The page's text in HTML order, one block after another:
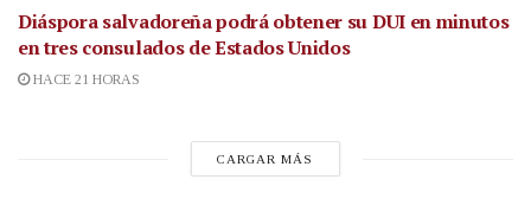
Diáspora salvadoreña podrá obtener su DUI en minutos
en tres consulados de Estados Unidos
HACE 21 HORAS
CARGAR MÁS